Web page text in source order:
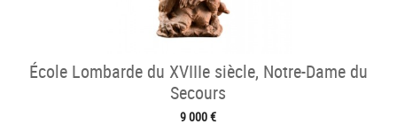
École Lombarde du XVIIIe siècle, Notre-Dame du
Secours
9 000 €